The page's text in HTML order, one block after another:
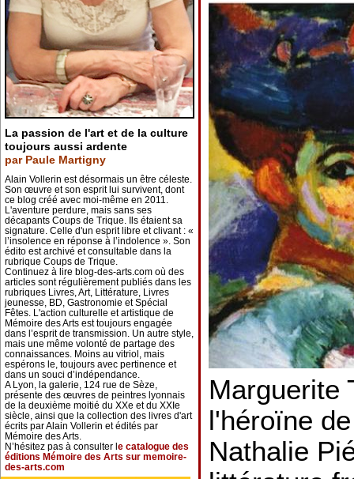
La passion de l'art et de la culture
toujours aussi ardente
par Paule Martigny
Alain Vollerin est désormais un être céleste.
Son œuvre et son esprit lui survivent, dont
ce blog créé avec moi-même en 2011.
L'aventure perdure, mais sans ses
décapants Coups de Trique. Ils étaient sa
signature. Celle d'un esprit libre et clivant : «
l’insolence en réponse à l’indolence ». Son
édito est archivé et consultable dans la
rubrique Coups de Trique.
Continuez à lire blog-des-arts.com où des
articles sont régulièrement publiés dans les
rubriques Livres, Art, Littérature, Livres
jeunesse, BD, Gastronomie et Spécial
Fêtes. L'action culturelle et artistique de
Mémoire des Arts est toujours engagée
dans l’esprit de transmission. Un autre style,
mais une même volonté de partage des
connaissances. Moins au vitriol, mais
espérons le, toujours avec pertinence et
dans un souci d’indépendance.
A Lyon, la galerie, 124 rue de Sèze,
présente des œuvres de peintres lyonnais
de la deuxième moitié du XXe et du XXIe
siècle, ainsi que la collection des livres d'art
écrits par Alain Vollerin et édités par
Mémoire des Arts.
N’hésitez pas à consulter l e catalogue des
éditions Mémoire des Arts sur memoire-
des-arts.com
Marguerite
l'héroïne
Nathalie